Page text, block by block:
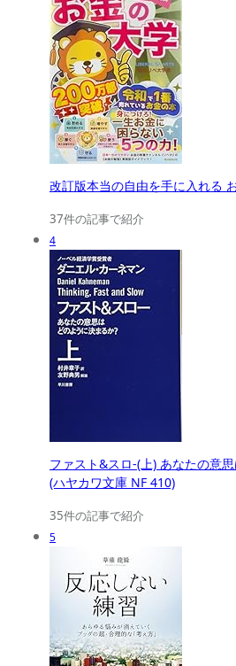
改訂版本当の自由を手に入れる
37件の記事で紹介
4
ファスト&スロ-(上) あなたの意
(ハヤカワ文庫 NF 410)
35件の記事で紹介
5